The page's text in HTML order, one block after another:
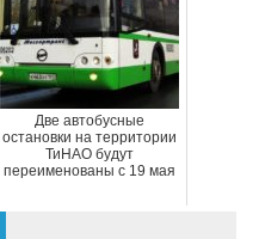
Две автобусные
остановки на территории
ТиНАО будут
переименованы с 19 мая